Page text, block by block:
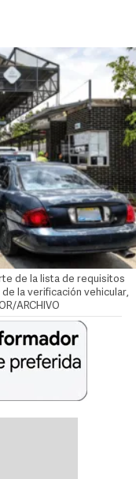
de la lista de requisitos
la verificación vehicular,
ARCHIVO